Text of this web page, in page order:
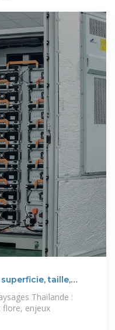
taille,
Thaïlande :
flore, enjeux